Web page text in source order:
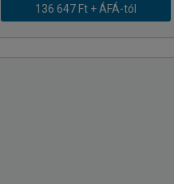
136 647 Ft + ÁFÁ-tól